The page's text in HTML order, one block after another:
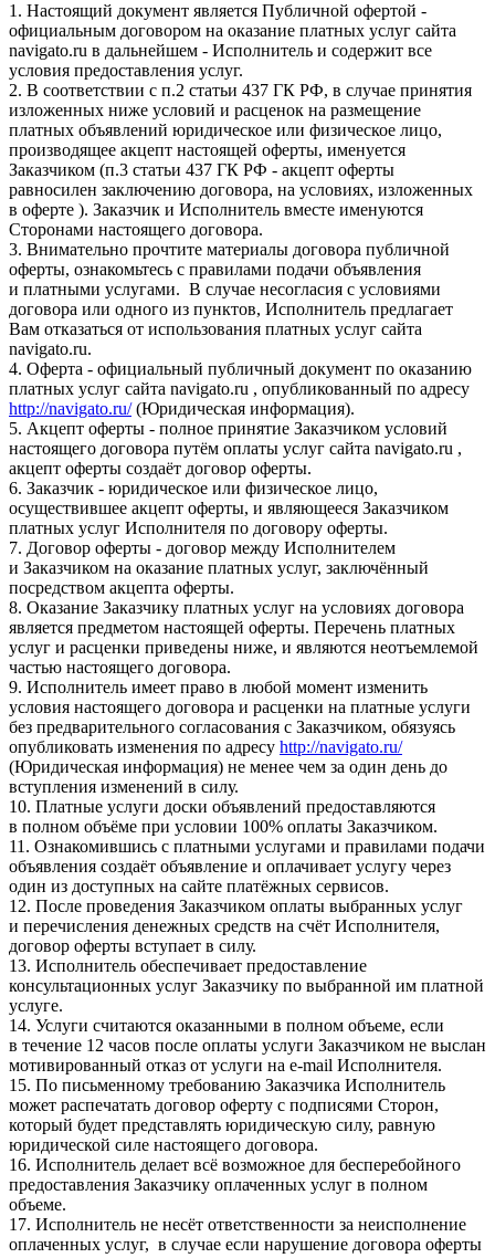
1. Настоящий документ является Публичной офертой -
официальным договором на оказание платных услуг сайта
navigato.ru в дальнейшем - Исполнитель и содержит все
условия предоставления услуг.
2. В соответствии с п.2 статьи 437 ГК РФ, в случае принятия
изложенных ниже условий и расценок на размещение
платных объявлений юридическое или физическое лицо,
производящее акцепт настоящей оферты, именуется
Заказчиком (п.3 статьи 437 ГК РФ - акцепт оферты
равносилен заключению договора, на условиях, изложенных
в оферте ). Заказчик и Исполнитель вместе именуются
Сторонами настоящего договора.
3. Внимательно прочтите материалы договора публичной
оферты, ознакомьтесь с правилами подачи объявления
и платными услугами. В случае несогласия с условиями
договора или одного из пунктов, Исполнитель предлагает
Вам отказаться от использования платных услуг сайта
navigato.ru.
4. Оферта - официальный публичный документ по оказанию
платных услуг сайта navigato.ru , опубликованный по адресу
http://navigato.ru/(Юридическая информация).
5. Акцепт оферты - полное принятие Заказчиком условий
настоящего договора путём оплаты услуг сайта navigato.ru ,
акцепт оферты создаёт договор оферты.
6. Заказчик - юридическое или физическое лицо,
осуществившее акцепт оферты, и являющееся Заказчиком
платных услуг Исполнителя по договору оферты.
7. Договор оферты - договор между Исполнителем
и Заказчиком на оказание платных услуг, заключённый
посредством акцепта оферты.
8. Оказание Заказчику платных услуг на условиях договора
является предметом настоящей оферты. Перечень платных
услуг и расценки приведены ниже, и являются неотъемлемой
частью настоящего договора.
9. Исполнитель имеет право в любой момент изменить
условия настоящего договора и расценки на платные услуги
без предварительного согласования с Заказчиком, обязуясь
опубликовать изменения по адресу http://navigato.ru/
(Юридическая информация) не менее чем за один день до
вступления изменений в силу.
10. Платные услуги доски объявлений предоставляются
в полном объёме при условии 100% оплаты Заказчиком.
11. Ознакомившись с платными услугами и правилами подачи
объявления создаёт объявление и оплачивает услугу через
один из доступных на сайте платёжных сервисов.
12. После проведения Заказчиком оплаты выбранных услуг
и перечисления денежных средств на счёт Исполнителя,
договор оферты вступает в силу.
13. Исполнитель обеспечивает предоставление
консультационных услуг Заказчику по выбранной им платной
услуге.
14. Услуги считаются оказанными в полном объеме, если
в течение 12 часов после оплаты услуги Заказчиком не выслан
мотивированный отказ от услуги на e-mail Исполнителя.
15. По письменному требованию Заказчика Исполнитель
может распечатать договор оферту с подписями Сторон,
который будет представлять юридическую силу, равную
юридической силе настоящего договора.
16. Исполнитель делает всё возможное для бесперебойного
предоставления Заказчику оплаченных услуг в полном
объеме.
17. Исполнитель не несёт ответственности за неисполнение
оплаченных услуг, в случае если нарушение договора оферты